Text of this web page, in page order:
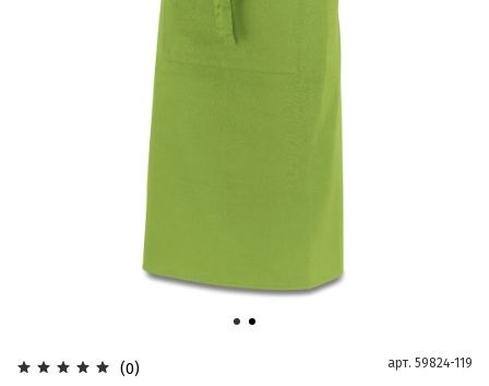
(0) арт. 59824-119